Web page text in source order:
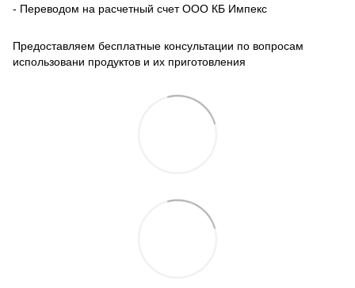
- Переводом на расчетный счет ООО КБ Импекс
Предоставляем бесплатные консультации по вопросам
использовани продуктов и их приготовления